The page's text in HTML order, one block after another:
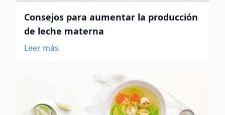
Consejos para aumentar la producción
de leche materna
Leer más